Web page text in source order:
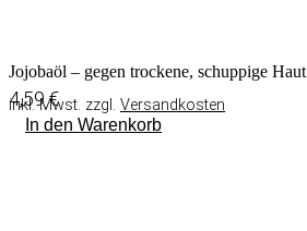
Jojobaöl – gegen trockene, schuppige Haut
4,59€
inkl. Mwst. zzgl. Versandkosten
In den Warenkorb